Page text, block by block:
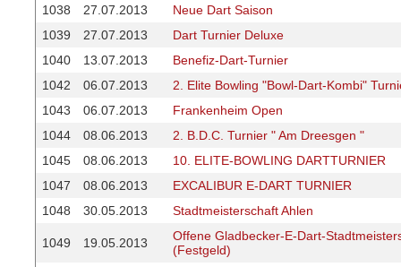
1038
27.07.2013
Neue Dart Saison
1039
27.07.2013
Dart Turnier Deluxe
1040
13.07.2013
Benefiz-Dart-Turnier
1042
06.07.2013
2. Elite Bowling "Bowl-Dart-Kombi"
1043
06.07.2013
Frankenheim Open
1044
08.06.2013
2. B.D.C. Turnier " Am Dreesgen "
1045
08.06.2013
10. ELITE-BOWLING DARTTURNIER
1047
08.06.2013
EXCALIBUR E-DART TURNIER
1048
30.05.2013 Stadtmeisterschaft Ahlen
1049 19.05.2013
Offene Gladbecker-E-Dart-
(Festgeld)